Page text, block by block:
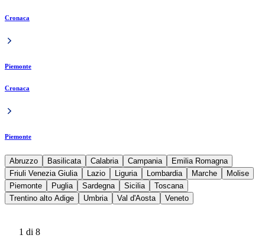
Cronaca
Piemonte
Cronaca
Piemonte
Abruzzo Basilicata Calabria Campania
Emilia Romagna
Friuli Venezia Giulia
Lazio Liguria Lombardia Marche
Molise
Piemonte
Puglia Sardegna Sicilia
Toscana
Trentino alto Adige
Umbria Val d'Aosta Veneto
1 di 8